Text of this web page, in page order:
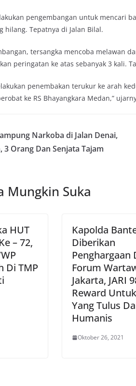
pengembangan untuk mencari
hilang. Tepatnya di Jalan Bilal.
tersangka mencoba melawan
peringatan ke atas sebanyak 3 kali.
penembakan terukur ke arah
ke RS Bhayangkara Medan,”
Narkoba di Jalan Denai,
3 Orang Dan Senjata Tajam
Mungkin Suka
HUT
– 72,
Di TMP
Kapolda
Diberikan
Penghargaan
Forum
Jakarta, JARI
Reward
Yang Tulus
Humanis
Oktober 26, 2021